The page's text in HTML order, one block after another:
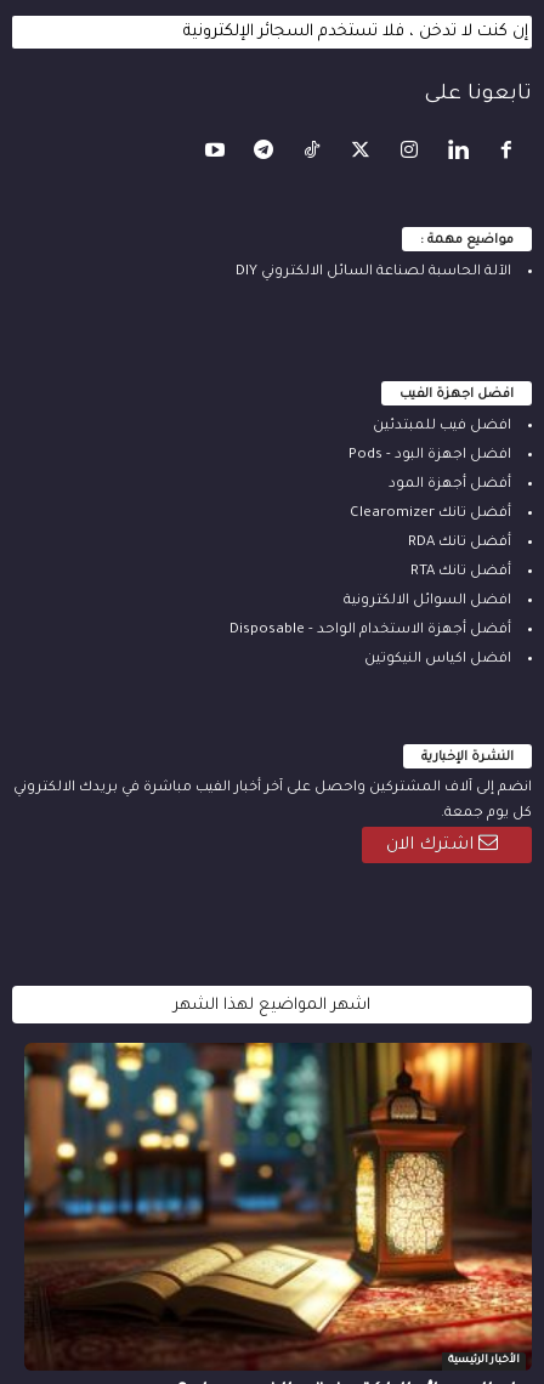
إن كنت لا تدخن ، فلا تستخدم السجائر الإلكترونية
تابعونا على
مواضيع مهمة :
الآلة ‫الحاسبة لصناعة السائل الالكتروني‬ DIY
افضل اجهزة الفيب
افضل فيب للمبتدئين
افضل اجهزة البود - Pods
أفضل أجهزة المود
أفضل تانك Clearomizer
أفضل تانك RDA
أفضل تانك RTA
افضل السوائل الالكترونية
أفضل أجهزة الاستخدام الواحد - Disposable
افضل اكياس النيكوتين
النشرة الإخبارية
انضم إلى آلاف المشتركين واحصل على آخر أخبار الفيب مباشرة في بريدك الالكتروني
كل يوم جمعة.
اشترك الان
اشهر المواضيع لهذا الشهر
الأخبار الرئيسية